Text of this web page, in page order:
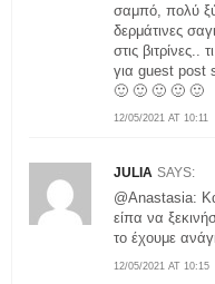
12/05/2021 AT 10:11
σαμπό, πολύ
δερμάτινες
στις
για guest post
🙂 🙂 🙂 🙂 🙂
JULIA SAYS:
12/05/2021 AT 10:15
@Αnastasia:
είπα να
το έχουμε